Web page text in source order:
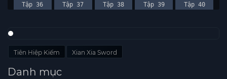
Tập 36 Tập 37 Tập 38 Tập 39 Tập 40
Tiên Hiệp Kiếm Xian Xia Sword
Danh mục